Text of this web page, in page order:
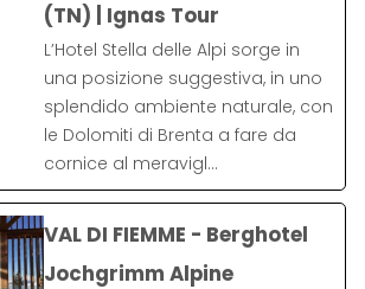
(TN) | Ignas Tour
L’Hotel Stella delle Alpi sorge in
una posizione suggestiva, in uno
splendido ambiente naturale, con
le Dolomiti di Brenta a fare da
cornice al meravigl…
VAL DI FIEMME - Berghotel
Jochgrimm Alpine